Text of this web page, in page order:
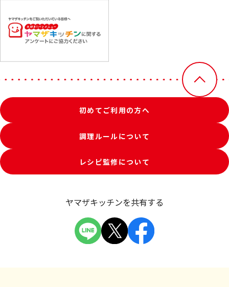
初めてご利用の方へ
調理ルールについて
レシピ監修について
ヤマザキッチンを共有する